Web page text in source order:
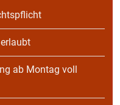
ab Montag voll